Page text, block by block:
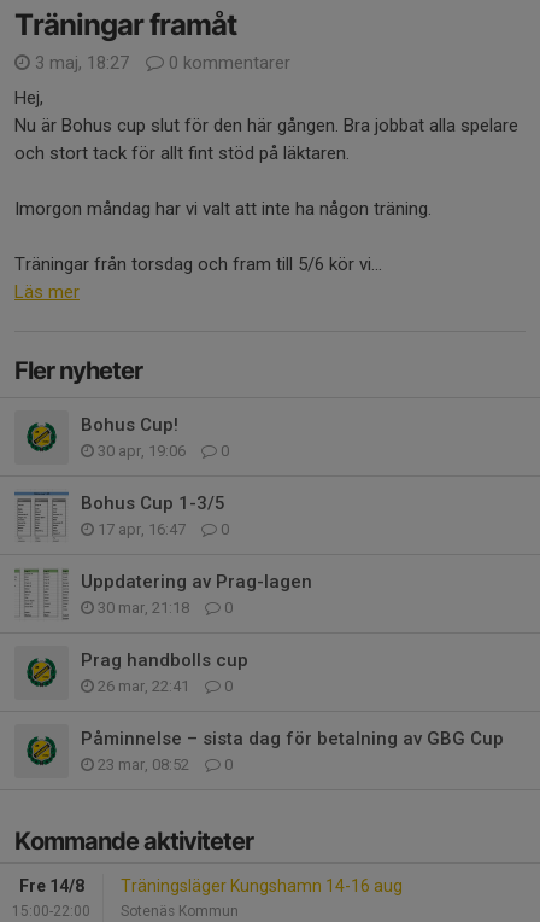
Träningar framåt
3 maj, 18:27
0 kommentarer
Hej,
Nu är Bohus cup slut för den här gången. Bra jobbat alla spelare
och stort tack för allt fint stöd på läktaren.
Imorgon måndag har vi valt att inte ha någon träning.
Träningar från torsdag och fram till 5/6 kör vi...
Läs mer
Fler nyheter
Bohus Cup!
30 apr, 19:06 0
Bohus Cup 1-3/5
17 apr, 16:47 0
Uppdatering av Prag-lagen
30 mar, 21:18 0
Prag handbolls cup
26 mar, 22:41 0
Påminnelse – sista dag för betalning av GBG Cup
23 mar, 08:52 0
Kommande aktiviteter
Fre 14/8
15:00-22:00
Träningsläger Kungshamn 14-16 aug
Sotenäs Kommun